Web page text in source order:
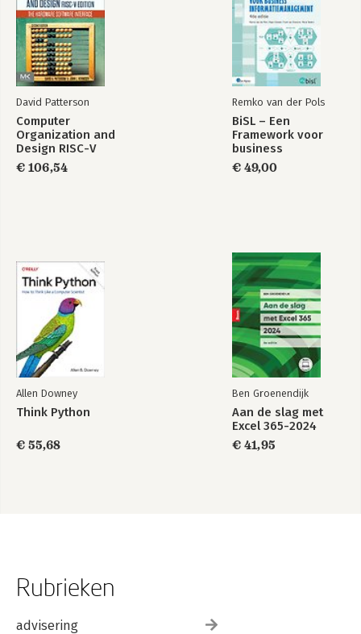
David Patterson
Computer
Organization and
Design RISC-V
Edition
€ 106,54
Remko van der Pols
BiSL – Een
Framework voor
business
€ 49,00
Allen Downey
Think Python
€ 55,68
Ben Groenendijk
Aan de slag met
Excel 365-2024
€ 41,95
Rubrieken
advisering